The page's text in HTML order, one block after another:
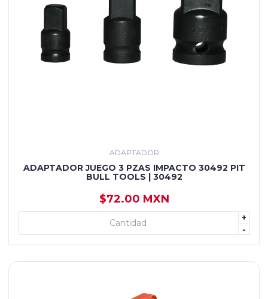
ADAPTADOR
ADAPTADOR JUEGO 3 PZAS IMPACTO 30492 PIT
BULL TOOLS | 30492
$72.00 MXN
+
-
+ AGREGAR